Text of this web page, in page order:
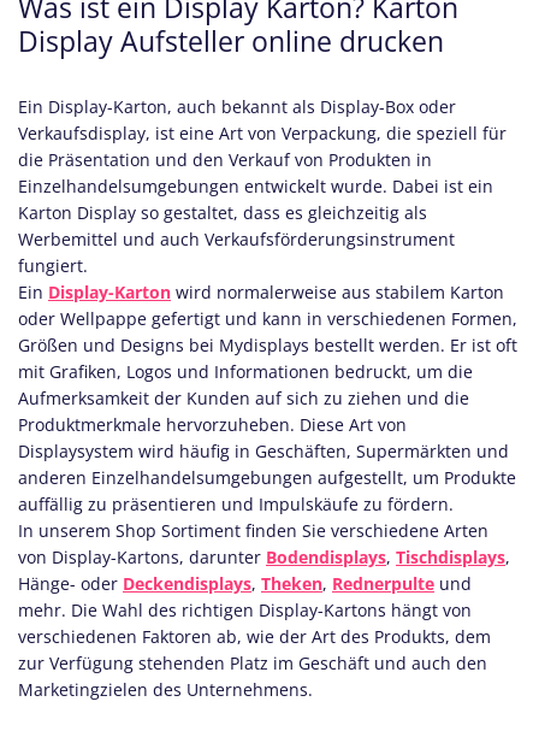
Display Aufsteller online drucken
Ein Display-Karton, auch bekannt als Display-Box oder
Verkaufsdisplay, ist eine Art von Verpackung, die speziell für
die Präsentation und den Verkauf von Produkten in
Einzelhandelsumgebungen entwickelt wurde. Dabei ist ein
Karton Display so gestaltet, dass es gleichzeitig als
Werbemittel und auch Verkaufsförderungsinstrument
fungiert.
Ein Display-Karton wird normalerweise aus stabilem Karton
oder Wellpappe gefertigt und kann in verschiedenen Formen,
Größen und Designs bei Mydisplays bestellt werden. Er ist oft
mit Grafiken, Logos und Informationen bedruckt, um die
Aufmerksamkeit der Kunden auf sich zu ziehen und die
Produktmerkmale hervorzuheben. Diese Art von
Displaysystem wird häufig in Geschäften, Supermärkten und
anderen Einzelhandelsumgebungen aufgestellt, um Produkte
auffällig zu präsentieren und Impulskäufe zu fördern.
In unserem Shop Sortiment finden Sie verschiedene Arten
von Display-Kartons, darunter Bodendisplays, Tischdisplays,
Hänge- oder Deckendisplays, Theken, Rednerpulte und
mehr. Die Wahl des richtigen Display-Kartons hängt von
verschiedenen Faktoren ab, wie der Art des Produkts, dem
zur Verfügung stehenden Platz im Geschäft und auch den
Marketingzielen des Unternehmens.